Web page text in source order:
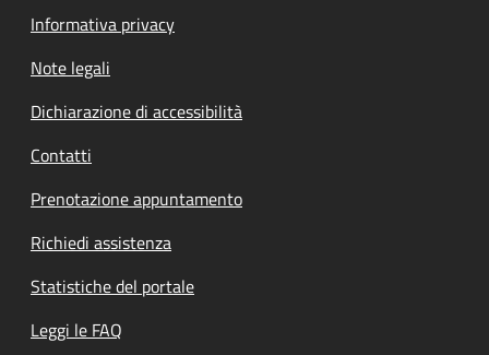
Informativa privacy
Note legali
Dichiarazione di accessibilità
Contatti
Prenotazione appuntamento
Richiedi assistenza
Statistiche del portale
Leggi le FAQ